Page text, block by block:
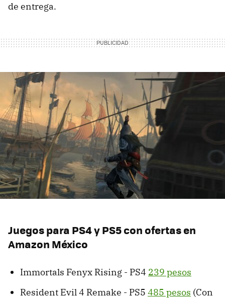
de entrega.
Juegos para PS4 y PS5 con ofertas en
Amazon México
Immortals Fenyx Rising - PS4 239 pesos
Resident Evil 4 Remake - PS5 485 pesos (Con